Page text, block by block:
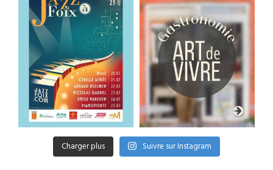
Charger plus Suivre sur Instagram